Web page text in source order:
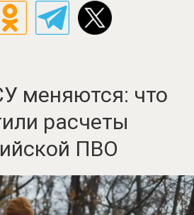
меняются: что
расчеты
ПВО